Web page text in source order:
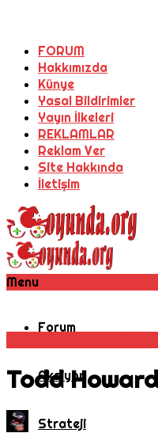
FORUM
Hakkımızda
Künye
Yasal Bildirimler
Yayın İlkeleri
REKLAMLAR
Reklam Ver
Site Hakkında
İletişim
Menu
Forum
Aksiyon
Strateji
Todd